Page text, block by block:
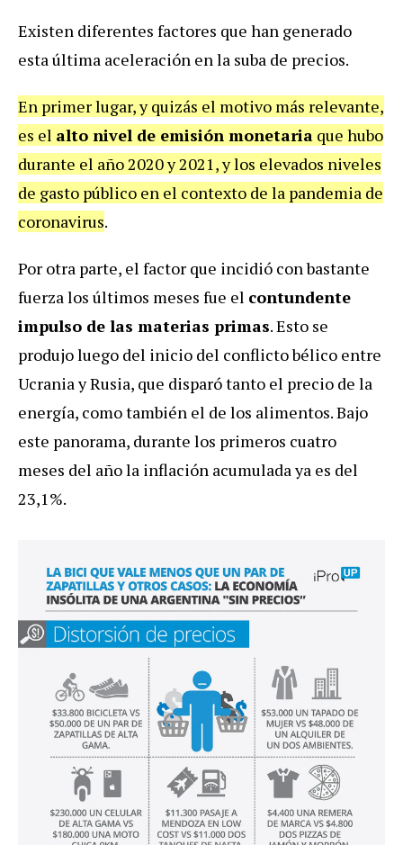
Existen diferentes factores que han generado
esta última aceleración en la suba de precios.
En primer lugar, y quizás el motivo más relevante,
es el alto nivel de emisión monetaria que hubo
durante el año 2020 y 2021, y los elevados niveles
de gasto público en el contexto de la pandemia de
coronavirus.
Por otra parte, el factor que incidió con bastante
fuerza los últimos meses fue el contundente
impulso de las materias primas. Esto se
produjo luego del inicio del conflicto bélico entre
Ucrania y Rusia, que disparó tanto el precio de la
energía, como también el de los alimentos. Bajo
este panorama, durante los primeros cuatro
meses del año la inflación acumulada ya es del
23,1%.